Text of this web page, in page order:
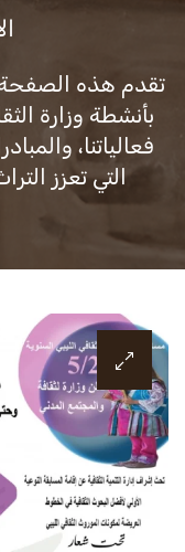
تقدم هذه الصفحة
بأنشطة وزارة
فعالياتنا،
التي تعزز